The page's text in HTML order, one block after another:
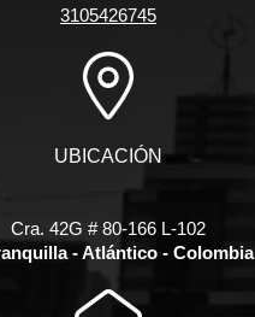
3105426745
UBICACIÓN
Cra. 42G # 80-166 L-102
- Atlántico - Colombia